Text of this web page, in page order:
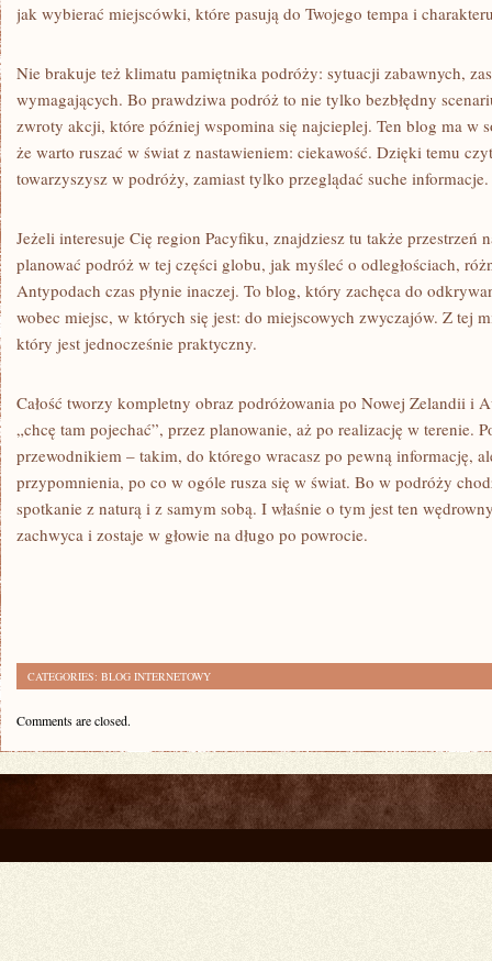
jak wybierać miejscówki, które pasują do Twojego tempa i
Nie brakuje też klimatu pamiętnika podróży: sytuacji zabawnych,
wymagających. Bo prawdziwa podróż to nie tylko bezbłędny
zwroty akcji, które później wspomina się najcieplej. Ten blog ma w
że warto ruszać w świat z nastawieniem: ciekawość. Dzięki temu
towarzyszysz w podróży, zamiast tylko przeglądać suche informacje.
Jeżeli interesuje Cię region Pacyfiku, znajdziesz tu także przestrzeń
planować podróż w tej części globu, jak myśleć o odległościach,
Antypodach czas płynie inaczej. To blog, który zachęca do
wobec miejsc, w których się jest: do miejscowych zwyczajów. Z tej
który jest jednocześnie praktyczny.
Całość tworzy kompletny obraz podróżowania po Nowej Zelandii i
„chcę tam pojechać”, przez planowanie, aż po realizację w terenie.
przewodnikiem – takim, do którego wracasz po pewną informację,
przypomnienia, po co w ogóle rusza się w świat. Bo w podróży
spotkanie z naturą i z samym sobą. I właśnie o tym jest ten
zachwyca i zostaje w głowie na długo po powrocie.
CATEGORIES: BLOG INTERNETOWY
Comments are closed.